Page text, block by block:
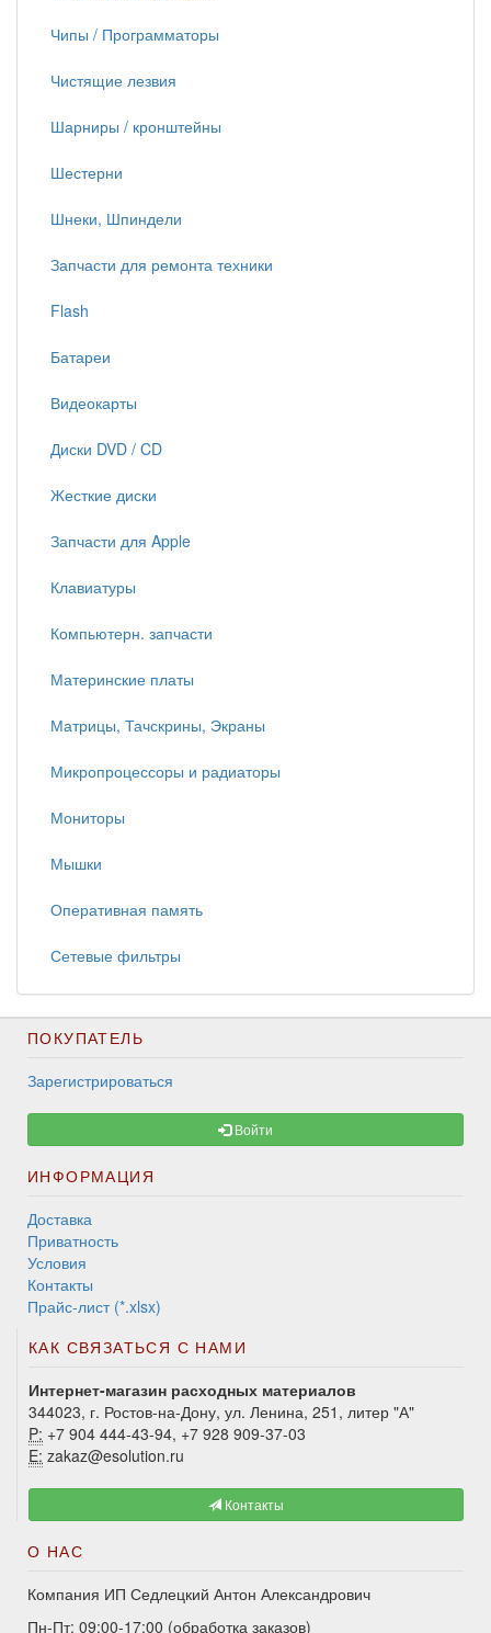
Чипы / Программаторы
Чистящие лезвия
Шарниры / кронштейны
Шестерни
Шнеки, Шпиндели
Запчасти для ремонта техники
Flash
Батареи
Видеокарты
Диски DVD / CD
Жесткие диски
Запчасти для Apple
Клавиатуры
Компьютерн. запчасти
Материнские платы
Матрицы, Тачскрины, Экраны
Микропроцессоры и радиаторы
Мониторы
Мышки
Оперативная память
Сетевые фильтры
ПОКУПАТЕЛЬ
Зарегистрироваться
Войти
ИНФОРМАЦИЯ
Доставка
Приватность
Условия
Контакты
Прайс-лист (*.xlsx)
КАК СВЯЗАТЬСЯ С НАМИ
Интернет-магазин расходных материалов
344023, г. Ростов-на-Дону, ул. Ленина, 251, литер "А"
P: +7 904 444-43-94, +7 928 909-37-03
E: zakaz@esolution.ru
Контакты
О НАС
Компания ИП Седлецкий Антон Александрович
Пн-Пт: 09:00-17:00 (обработка заказов)